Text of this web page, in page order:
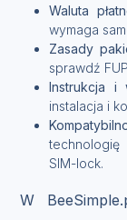
Waluta
wymaga
Zasady
sprawdź
Instrukcja i
instalacja i
SIM-lock.
W